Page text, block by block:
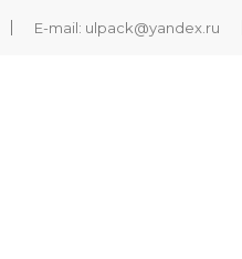
E-mail: ulpack@yandex.ru